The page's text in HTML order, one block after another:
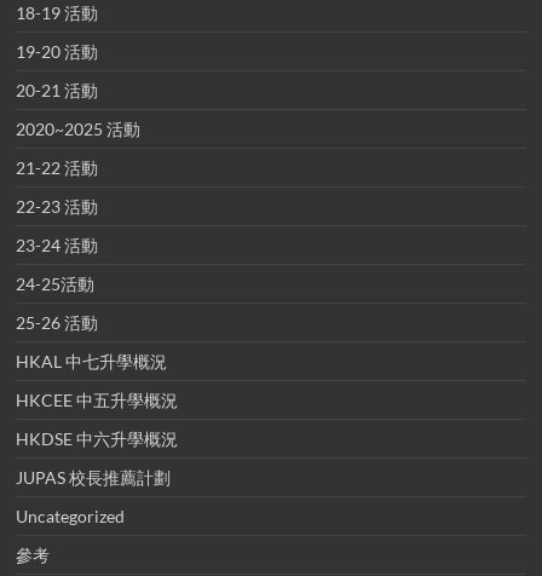
18-19 活動
19-20 活動
20-21 活動
2020~2025 活動
21-22 活動
22-23 活動
23-24 活動
24-25活動
25-26 活動
HKAL 中七升學概況
HKCEE 中五升學概況
HKDSE 中六升學概況
JUPAS 校長推薦計劃
Uncategorized
參考